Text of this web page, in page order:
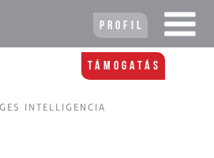
Profil
Támogatás
INTELLIGENCIA